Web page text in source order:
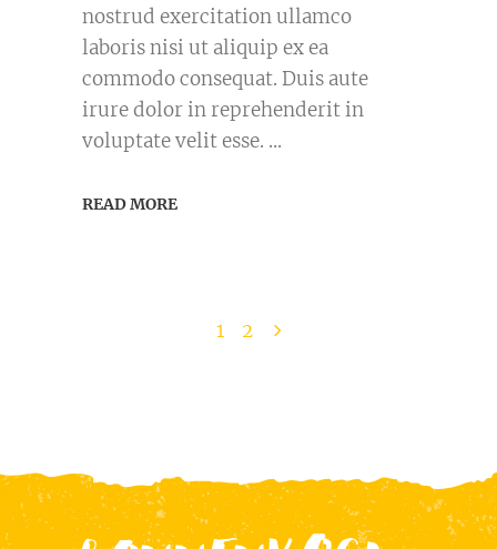
nostrud exercitation ullamco
laboris nisi ut aliquip ex ea
commodo consequat. Duis aute
irure dolor in reprehenderit in
voluptate velit esse.
READ MORE
1 2